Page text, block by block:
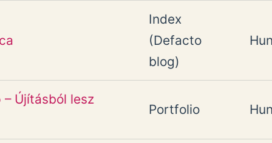
Index
(Defacto
blog)
Újításból lesz
Portfolio